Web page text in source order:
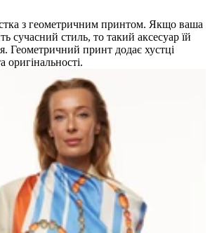
з геометричним принтом. Якщо ваша
сучасний стиль, то такий аксесуар їй
Геометричний принт додає хустці
оригінальності.